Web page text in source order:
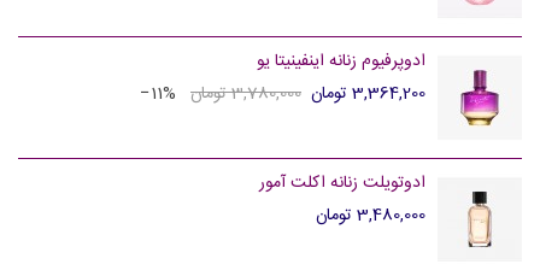
ادوپرفیوم زنانه اینفینیتا یو
3,364,200 تومان
3,780,000 تومان ‎−11%
ادوتویلت زنانه اکلت آمور
3,480,000 تومان